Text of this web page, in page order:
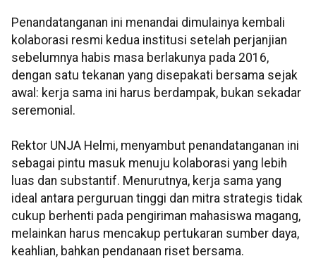
Penandatanganan ini menandai dimulainya kembali
kolaborasi resmi kedua institusi setelah perjanjian
sebelumnya habis masa berlakunya pada 2016,
dengan satu tekanan yang disepakati bersama sejak
awal: kerja sama ini harus berdampak, bukan sekadar
seremonial.
Rektor UNJA Helmi, menyambut penandatanganan ini
sebagai pintu masuk menuju kolaborasi yang lebih
luas dan substantif. Menurutnya, kerja sama yang
ideal antara perguruan tinggi dan mitra strategis tidak
cukup berhenti pada pengiriman mahasiswa magang,
melainkan harus mencakup pertukaran sumber daya,
keahlian, bahkan pendanaan riset bersama.